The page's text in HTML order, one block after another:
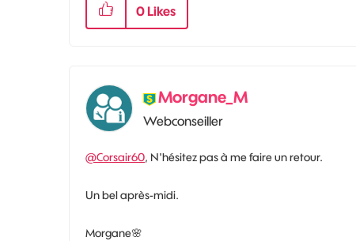
0 Likes
Morgane_M
Webconseiller
@Corsair60, N'hésitez pas à me faire un retour.
Un bel après-midi.
Morgane🌸